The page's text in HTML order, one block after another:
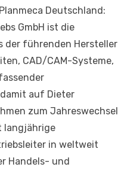
Deutschland:
GmbH ist die
der führenden Hersteller
CAD/CAM-Systeme,
auf Dieter
zum Jahreswechsel
langjährige
in weltweit
Handels- und